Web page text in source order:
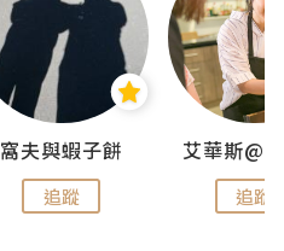
窩夫與蝦子餅
追蹤 追蹤